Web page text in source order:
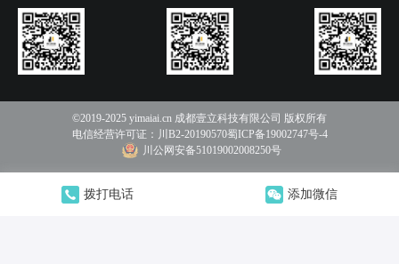
拨打电话 添加微信
©2019-2025 yimaiai.cn 成都壹立科技有限公司 版权所有
电信经营许可证： 川B2-20190570蜀ICP备19002747号-4
川公网安备51019002008250号